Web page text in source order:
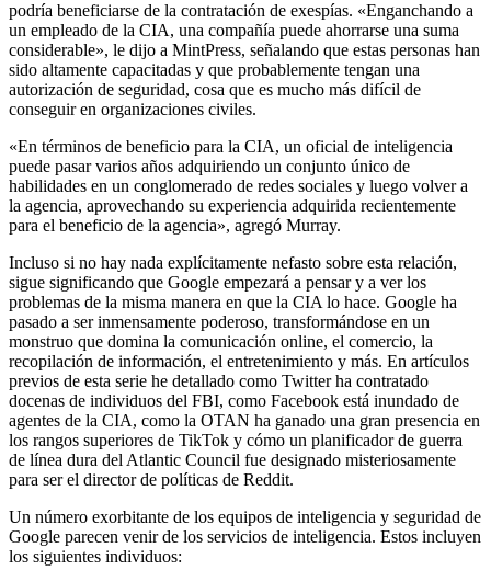
podría beneficiarse de la contratación de exespías. «Enganchando a
un empleado de la CIA, una compañía puede ahorrarse una suma
considerable», le dijo a MintPress, señalando que estas personas han
sido altamente capacitadas y que probablemente tengan una
autorización de seguridad, cosa que es mucho más difícil de
conseguir en organizaciones civiles.
«En términos de beneficio para la CIA, un oficial de inteligencia
puede pasar varios años adquiriendo un conjunto único de
habilidades en un conglomerado de redes sociales y luego volver a
la agencia, aprovechando su experiencia adquirida recientemente
para el beneficio de la agencia», agregó Murray.
Incluso si no hay nada explícitamente nefasto sobre esta relación,
sigue significando que Google empezará a pensar y a ver los
problemas de la misma manera en que la CIA lo hace. Google ha
pasado a ser inmensamente poderoso, transformándose en un
monstruo que domina la comunicación online, el comercio, la
recopilación de información, el entretenimiento y más. En artículos
previos de esta serie he detallado como Twitter ha contratado
docenas de individuos del FBI, como Facebook está inundado de
agentes de la CIA, como la OTAN ha ganado una gran presencia en
los rangos superiores de TikTok y cómo un planificador de guerra
de línea dura del Atlantic Council fue designado misteriosamente
para ser el director de políticas de Reddit.
Un número exorbitante de los equipos de inteligencia y seguridad de
Google parecen venir de los servicios de inteligencia. Estos incluyen
los siguientes individuos: